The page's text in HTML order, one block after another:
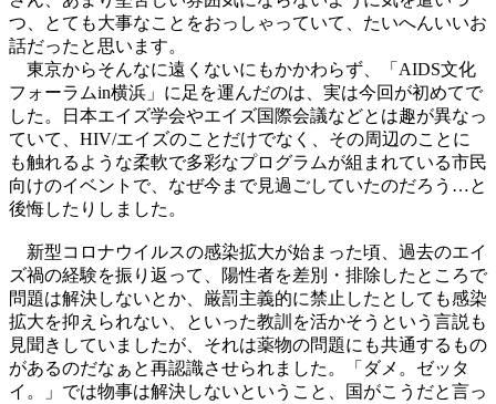
つ、とても大事なことをおっしゃっていて、たいへんいいお
話だったと思います。
東京からそんなに遠くないにもかかわらず、「AIDS文化
フォーラムin横浜」に足を運んだのは、実は今回が初めてで
した。日本エイズ学会やエイズ国際会議などとは趣が異なっ
ていて、HIV/エイズのことだけでなく、その周辺のことに
も触れるような柔軟で多彩なプログラムが組まれている市民
向けのイベントで、なぜ今まで見過ごしていたのだろう…と
後悔したりしました。
新型コロナウイルスの感染拡大が始まった頃、過去のエイ
ズ禍の経験を振り返って、陽性者を差別・排除したところで
問題は解決しないとか、厳罰主義的に禁止したとしても感染
拡大を抑えられない、といった教訓を活かそうという言説も
見聞きしていましたが、それは薬物の問題にも共通するもの
があるのだなぁと再認識させられました。「ダメ。ゼッタ
イ。」では物事は解決しないということ、国がこうだと言っ